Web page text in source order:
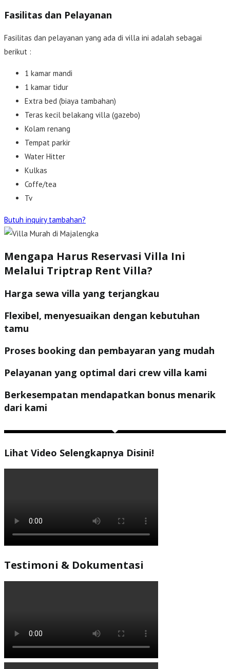
Fasilitas dan Pelayanan
Fasilitas dan pelayanan yang ada di villa ini adalah sebagai
berikut :
1 kamar mandi
1 kamar tidur
Extra bed (biaya tambahan)
Teras kecil belakang villa (gazebo)
Kolam renang
Tempat parkir
Water Hitter
Kulkas
Coffe/tea
Tv
Butuh inquiry tambahan?
Mengapa Harus Reservasi Villa Ini
Melalui Triptrap Rent Villa?
Harga sewa villa yang terjangkau
Flexibel, menyesuaikan dengan kebutuhan
tamu
Proses booking dan pembayaran yang mudah
Pelayanan yang optimal dari crew villa kami
Berkesempatan mendapatkan bonus menarik
dari kami
Lihat Video Selengkapnya Disini!
Testimoni & Dokumentasi